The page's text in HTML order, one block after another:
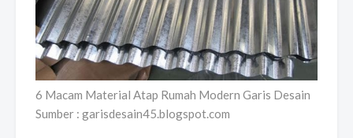
6 Macam Material Atap Rumah Modern Garis Desain
Sumber : garisdesain45.blogspot.com